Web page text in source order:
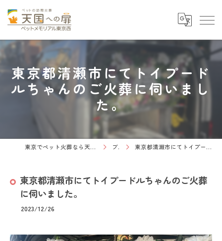
東京都清瀬市にてトイプード
ルちゃんのご火葬に伺いまし
た。
東京でペット火葬なら天国への扉 ペットメモリアル東京西 ブログ 東京都清瀬市にてトイプードルちゃんのご火葬に伺いました。
東京都清瀬市にてトイプードルちゃんのご火葬
に伺いました。
2023/12/26